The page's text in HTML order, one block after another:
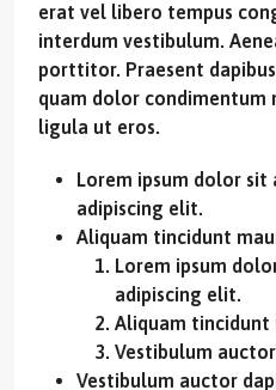
erat vel libero tempus
interdum vestibulum.
porttitor. Praesent
quam dolor condimentum
ligula ut eros.
Lorem ipsum dolor
adipiscing elit.
Aliquam tincidunt
Lorem ipsum
adipiscing elit.
Aliquam tincidunt
Vestibulum
Vestibulum auctor